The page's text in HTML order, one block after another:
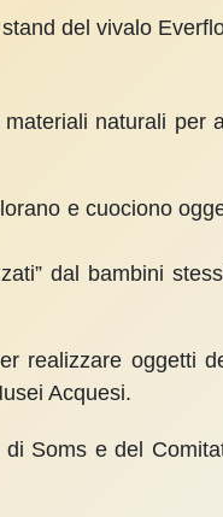
del vivalo
naturali per
e cuociono
dal bambini
re­alizzare oggetti
Acquesi.
Soms e del